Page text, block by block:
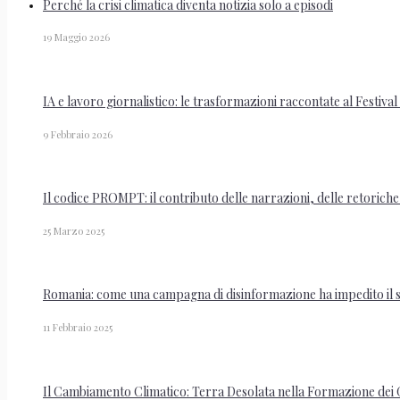
Perché la crisi climatica diventa notizia solo a episodi
19 Maggio 2026
IA e lavoro giornalistico: le trasformazioni raccontate al Festival
9 Febbraio 2026
Il codice PROMPT: il contributo delle narrazioni, delle retoriche
25 Marzo 2025
Romania: come una campagna di disinformazione ha impedito il
11 Febbraio 2025
Il Cambiamento Climatico: Terra Desolata nella Formazione dei